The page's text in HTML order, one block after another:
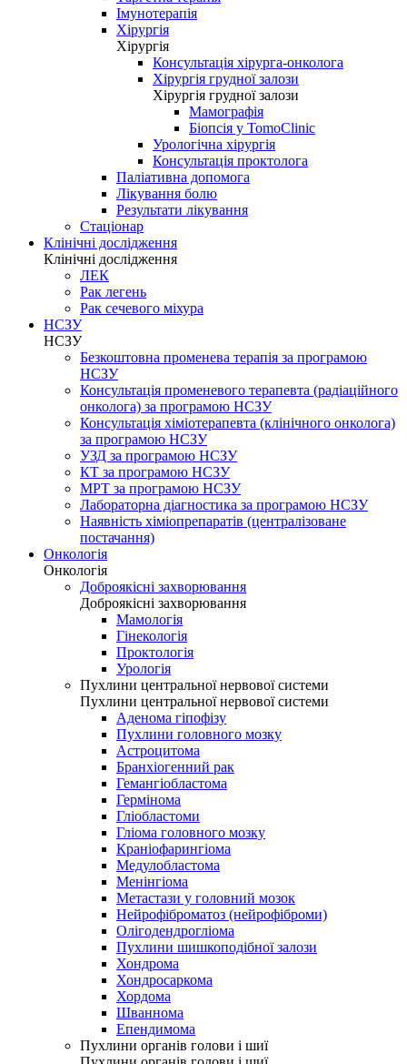
Імунотерапія
Хірургія
Хірургія
Консультація хірурга-онколога
Хірургія грудної залози
Хірургія грудної залози
Мамографія
Біопсія у TomoClinic
Урологічна хірургія
Консультація проктолога
Паліативна допомога
Лікування болю
Результати лікування
Стаціонар
Клінічні дослідження
Клінічні дослідження
ЛЕК
Рак легень
Рак сечевого міхура
НСЗУ
НСЗУ
Безкоштовна променева терапія за програмою
НСЗУ
Консультація променевого терапевта (радіаційного
онколога) за програмою НСЗУ
Консультація хіміотерапевта (клінічного онколога)
за програмою НСЗУ
УЗД за програмою НСЗУ
КТ за програмою НСЗУ
МРТ за програмою НСЗУ
Лабораторна діагностика за програмою НСЗУ
Наявність хіміопрепаратів (централізоване
постачання)
Онкологія
Онкологія
Доброякісні захворювання
Доброякісні захворювання
Мамологія
Гінекологія
Проктологія
Урологія
Пухлини центральної нервової системи
Пухлини центральної нервової системи
Аденома гіпофізу
Пухлини головного мозку
Астроцитома
Бранхіогенний рак
Гемангіобластома
Гермінома
Гліобластоми
Гліома головного мозку
Краніофарингіома
Медулобластома
Менінгіома
Метастази у головний мозок
Нейрофіброматоз (нейрофіброми)
Олігодендрогліома
Пухлини шишкоподібної залози
Хондрома
Хондросаркома
Хордома
Шваннома
Епендимома
Пухлини органів голови і шиї